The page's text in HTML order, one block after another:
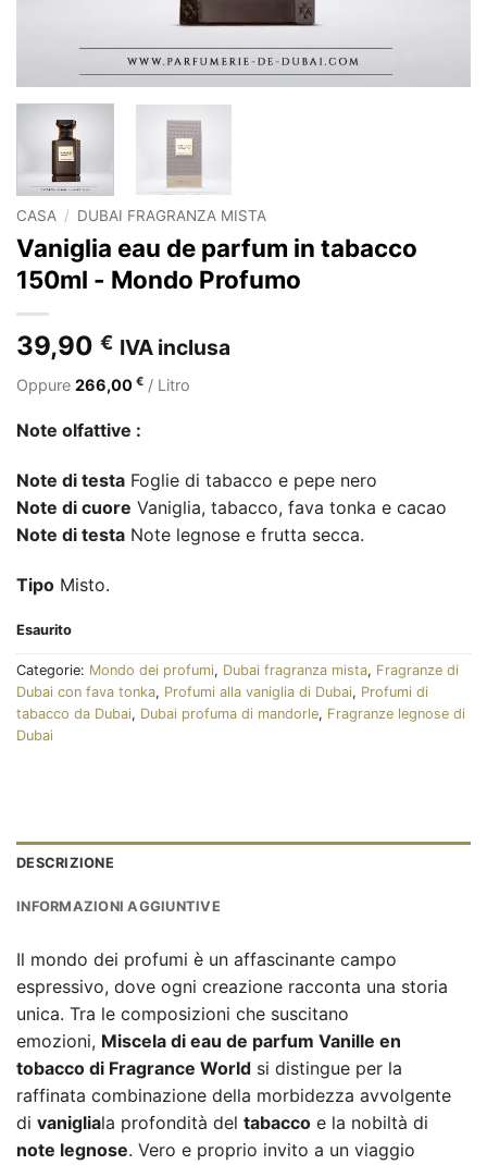
CASA / DUBAI FRAGRANZA MISTA
Vaniglia eau de parfum in tabacco
150ml - Mondo Profumo
39,90 € IVA inclusa
Oppure 266,00 € / Litro
Note olfattive :
Note di testa Foglie di tabacco e pepe nero
Note di cuore Vaniglia, tabacco, fava tonka e cacao
Note di testa Note legnose e frutta secca.
Tipo Misto.
Esaurito
Categorie: Mondo dei profumi, Dubai fragranza mista, Fragranze di
Dubai con fava tonka, Profumi alla vaniglia di Dubai, Profumi di
tabacco da Dubai, Dubai profuma di mandorle, Fragranze legnose di
Dubai
DESCRIZIONE
INFORMAZIONI AGGIUNTIVE
Il mondo dei profumi è un affascinante campo
espressivo, dove ogni creazione racconta una storia
unica. Tra le composizioni che suscitano
emozioni, Miscela di eau de parfum Vanille en
tobacco di Fragrance World si distingue per la
raffinata combinazione della morbidezza avvolgente
di vanigliala profondità del tabacco e la nobiltà di
note legnose. Vero e proprio invito a un viaggio